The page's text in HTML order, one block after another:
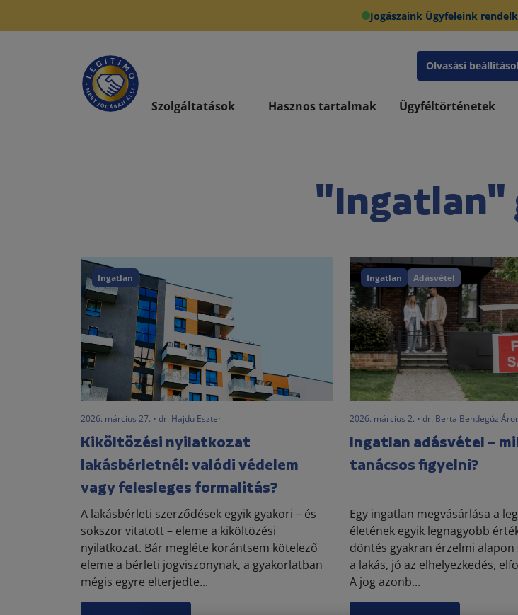
Jogászaink Ügyfeleink
Olvasási
Szolgáltatások Hasznos tartalmak Ügyféltörténetek
Ingatlan
2026. március 27. • dr. Hajdu Eszter
Kiköltözési nyilatkozat
lakásbérletnél: valódi védelem
vagy felesleges formalitás?
A lakásbérleti szerződések egyik gyakori – és
sokszor vitatott – eleme a kiköltözési
nyilatkozat. Bár megléte korántsem kötelező
eleme a bérleti jogviszonynak, a gyakorlatban
mégis egyre elterjedte...
Ingatlan Adásvétel
2026. március 2. • dr. Berta Bendegúz
Ingatlan adásvétel –
tanácsos figyelni?
Egy ingatlan megvásárlása a
életének egyik legnagyobb
döntés gyakran érzelmi
a lakás, jó az elhelyezkedés,
A jog azonb...